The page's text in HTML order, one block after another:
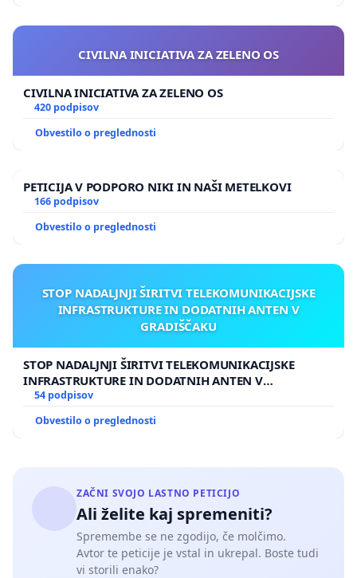
CIVILNA INICIATIVA ZA ZELENO OS
CIVILNA INICIATIVA ZA ZELENO OS
420 podpisov
Obvestilo o preglednosti
PETICIJA V PODPORO NIKI IN NAŠI METELKOVI
166 podpisov
Obvestilo o preglednosti
STOP NADALJNJI ŠIRITVI TELEKOMUNIKACIJSKE
INFRASTRUKTURE IN DODATNIH ANTEN V
GRADIŠČAKU
STOP NADALJNJI ŠIRITVI TELEKOMUNIKACIJSKE
INFRASTRUKTURE IN DODATNIH ANTEN V
GRADIŠČAKU
54 podpisov
Obvestilo o preglednosti
ZAČNI SVOJO LASTNO PETICIJO
Ali želite kaj spremeniti?
Spremembe se ne zgodijo, če molčimo.
Avtor te peticije je vstal in ukrepal. Boste tudi
vi storili enako?